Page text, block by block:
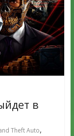
в
Theft Auto,